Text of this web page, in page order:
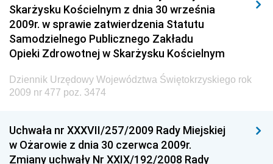
Dziennik Urzędowy Ministra Spraw Wewnętrznych i
Administracji
Dziennik Urzędowy Ministra Transportu
Dziennik Urzędowy Ministra Budownictwa
Dziennik Urzędowy Ministra Nauki i Szkolnictwa
Dziennik Urzędowy Głównego Urzędu Miar
Dziennik Urzędowy Ministra Rolnictwa i Rozwoju Wsi
Skarżysku Kościelnym z dnia 30 września
2009r. w sprawie zatwierdzenia Statutu
Samodzielnego Publicznego Zakładu
Opieki Zdrowotnej w Skarżysku Kościelnym
Dziennik Urzędowy Województwa Świętokrzyskiego rok
2009 nr 477 poz. 3474
Uchwała nr XXXVII/257/2009 Rady Miejskiej
w Ożarowie z dnia 30 czerwca 2009r.
Zmiany uchwały Nr XXIX/192/2008 Rady